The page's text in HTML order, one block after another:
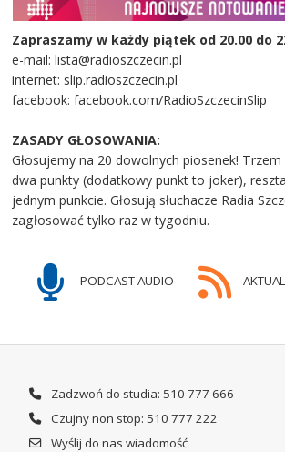
Zapraszamy w każdy piątek od 20.00 do
e-mail: lista@radioszczecin.pl
internet: slip.radioszczecin.pl
facebook: facebook.com/RadioSzczecinSlip
ZASADY GŁOSOWANIA:
Głosujemy na 20 dowolnych piosenek!
dwa punkty (dodatkowy punkt to joker),
jednym punkcie. Głosują słuchacze Radia
zagłosować tylko raz w tygodniu.
PODCAST AUDIO
Zadzwoń do studia: 510 777 666
Czujny non stop: 510 777 222
Wyślij do nas wiadomość